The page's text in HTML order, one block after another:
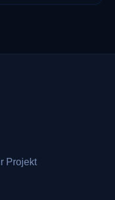
Projekt